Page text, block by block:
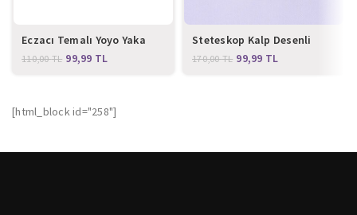
Eczacı Temalı Yoyo Yaka
Kartlığı
110,00TL 99,99 TL
Steteskop Kalp Desenli
Yoyo Yaka Kartlığı
170,00TL 99,99 TL
[html_block id="258"]